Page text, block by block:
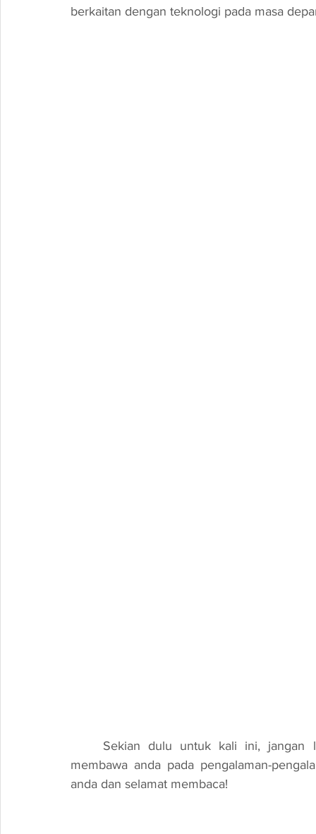
berkaitan dengan teknologi pada masa
membawa anda pada pengalaman-
anda dan selamat membaca!